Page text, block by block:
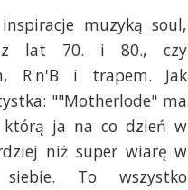
muzyką soul,
z lat 70. i 80., czy
R'n'B i trapem. Jak
""Motherlode" ma
którą ja na co dzień w
niż super wiarę w
To wszystko